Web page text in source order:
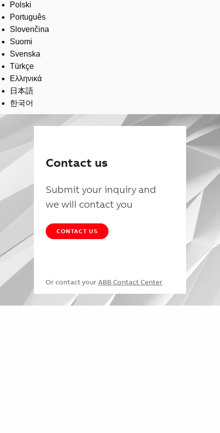
Polski
Português
Slovenčina
Suomi
Svenska
Türkçe
Ελληνικά
日本語
한국어
Contact us
Submit your inquiry and
we will contact you
CONTACT US
Or contact your ABB Contact Center